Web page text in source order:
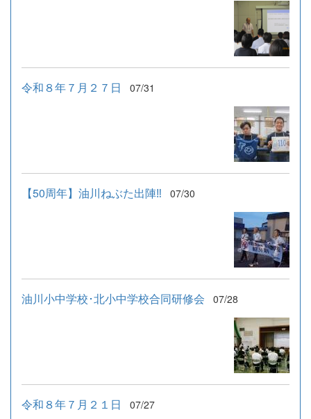
令和８年７月２７日 07/31
【50周年】油川ねぶた出陣‼ 07/30
油川小中学校･北小中学校合同研修会 07/28
令和８年７月２１日 07/27